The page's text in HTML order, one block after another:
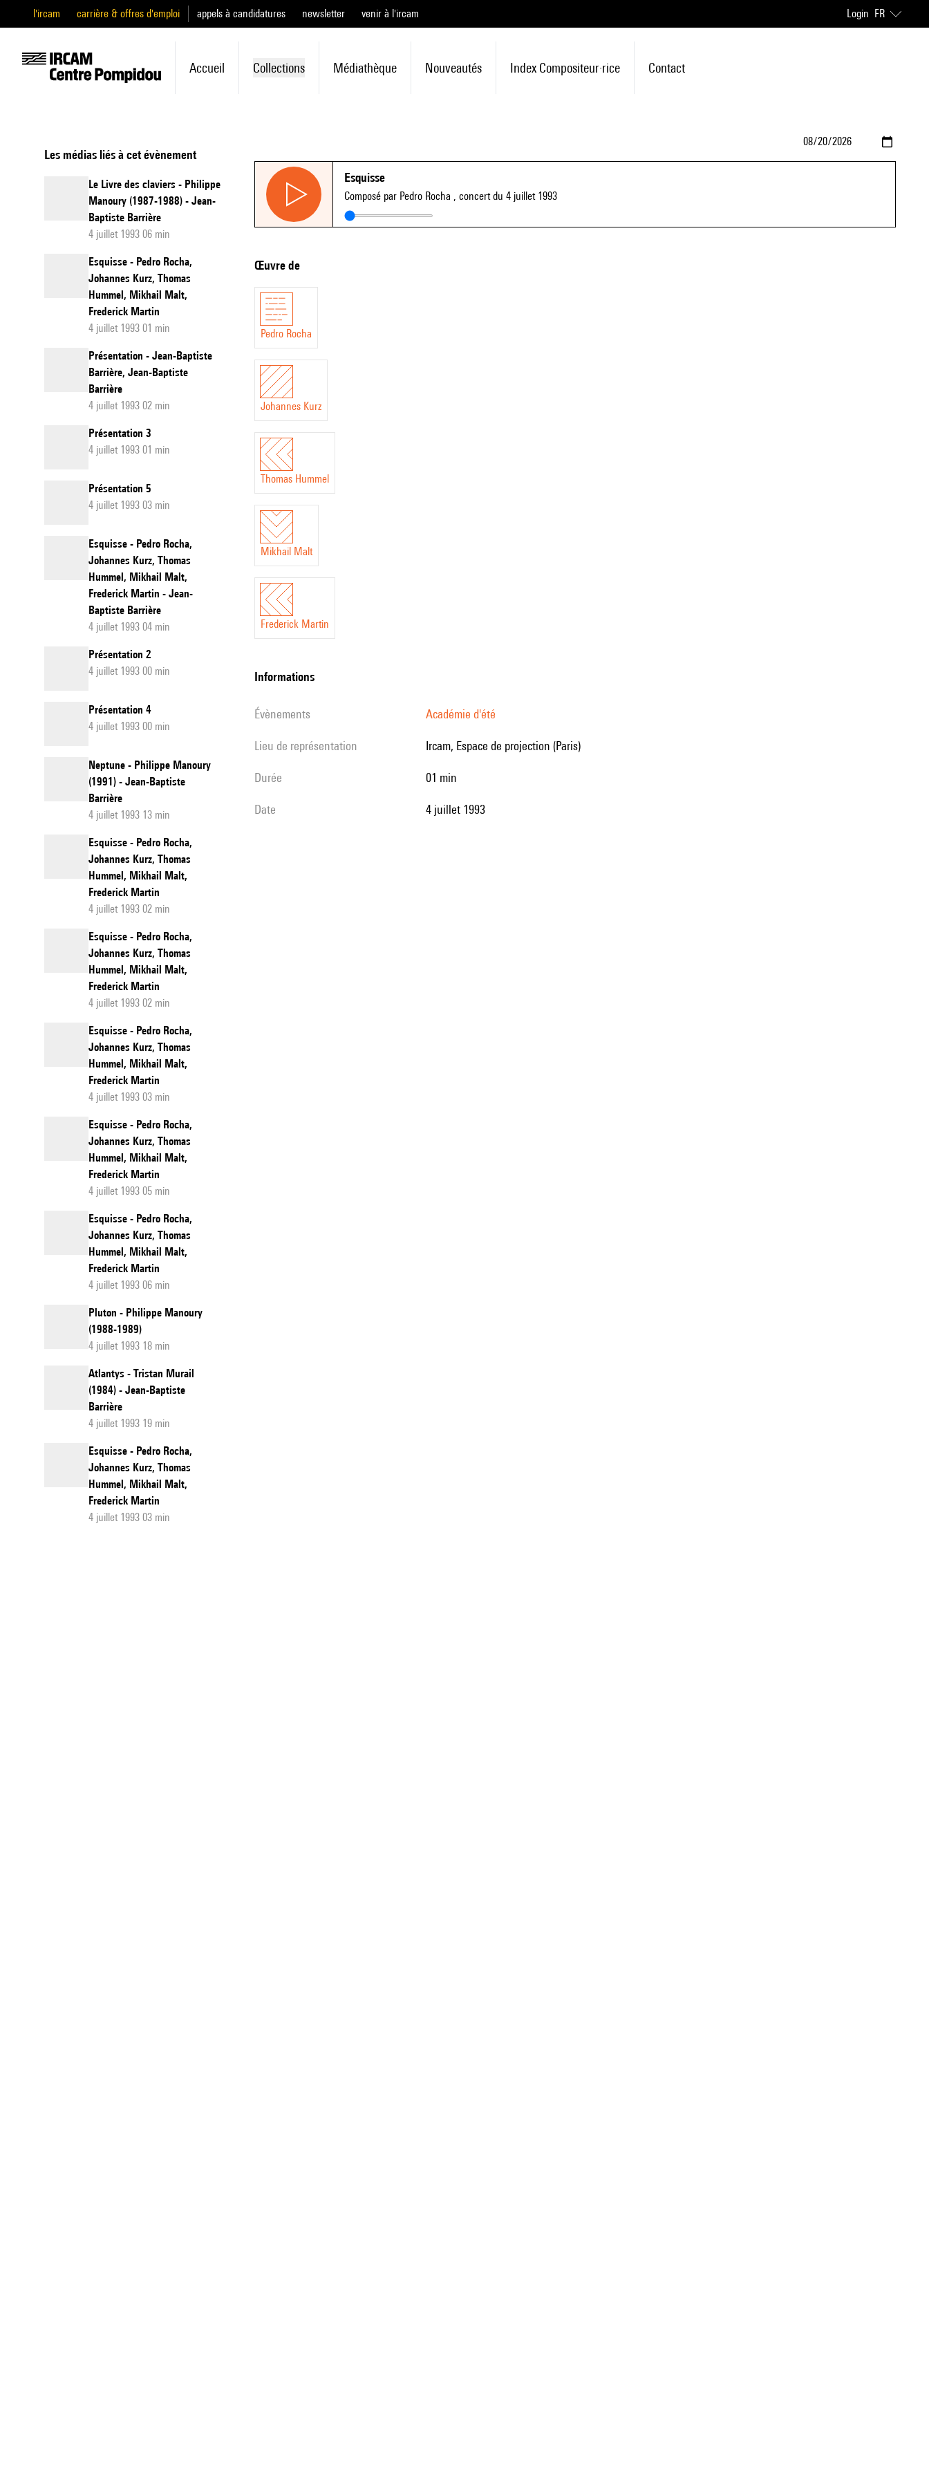
l'ircam carrière & offres d'emploi appels à candidatures newsletter venir à l'ircam Login FR
Accueil Collections Médiathèque Nouveautés Index Compositeur·rice Contact
Les médias liés à cet évènement
Le Livre des claviers - Philippe
Manoury (1987-1988) - Jean-
Baptiste Barrière
4 juillet 1993 06 min
Esquisse - Pedro Rocha,
Johannes Kurz, Thomas
Hummel, Mikhail Malt,
Frederick Martin
4 juillet 1993 01 min
Présentation - Jean-Baptiste
Barrière, Jean-Baptiste
Barrière
4 juillet 1993 02 min
Présentation 3
4 juillet 1993 01 min
Présentation 5
4 juillet 1993 03 min
Esquisse - Pedro Rocha,
Johannes Kurz, Thomas
Hummel, Mikhail Malt,
Frederick Martin - Jean-
Baptiste Barrière
4 juillet 1993 04 min
Présentation 2
4 juillet 1993 00 min
Présentation 4
4 juillet 1993 00 min
Neptune - Philippe Manoury
(1991) - Jean-Baptiste
Barrière
4 juillet 1993 13 min
Esquisse - Pedro Rocha,
Johannes Kurz, Thomas
Hummel, Mikhail Malt,
Frederick Martin
4 juillet 1993 02 min
Esquisse - Pedro Rocha,
Johannes Kurz, Thomas
Hummel, Mikhail Malt,
Frederick Martin
4 juillet 1993 02 min
Esquisse - Pedro Rocha,
Johannes Kurz, Thomas
Hummel, Mikhail Malt,
Frederick Martin
4 juillet 1993 03 min
Esquisse - Pedro Rocha,
Johannes Kurz, Thomas
Hummel, Mikhail Malt,
Frederick Martin
4 juillet 1993 05 min
Esquisse - Pedro Rocha,
Johannes Kurz, Thomas
Hummel, Mikhail Malt,
Frederick Martin
4 juillet 1993 06 min
Pluton - Philippe Manoury
(1988-1989)
4 juillet 1993 18 min
Atlantys - Tristan Murail
(1984) - Jean-Baptiste
Barrière
4 juillet 1993 19 min
Esquisse - Pedro Rocha,
Johannes Kurz, Thomas
Hummel, Mikhail Malt,
Frederick Martin
4 juillet 1993 03 min
Esquisse
Composé par Pedro Rocha , concert du 4 juillet 1993
Œuvre de
Pedro Rocha
Johannes Kurz
Thomas Hummel
Mikhail Malt
Frederick Martin
informations
évènements Académie d'été
Lieu de représentation Ircam, Espace de projection (Paris)
durée 01 min
date 4 juillet 1993